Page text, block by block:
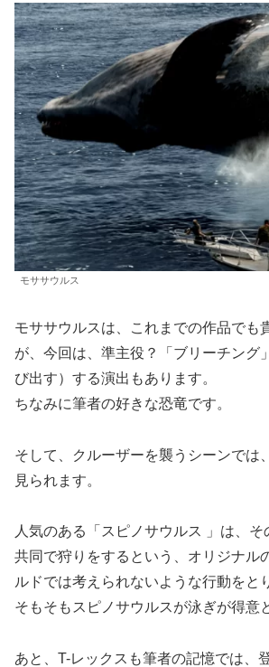
モササウルス
モササウルスは、これまでの作品でも
が、今回は、準主役？「ブリーチング
び出す）する演出もあります。
ちなみに筆者の好きな恐竜です。
そして、クルーザーを襲うシーンでは
見られます。
人気のある「スピノサウルス 」は、そ
共同で狩りをするという、オリジナル
ルドでは考えられないような行動をと
そもそもスピノサウルスが泳ぎが得意
あと、T-レックスも筆者の記憶では、